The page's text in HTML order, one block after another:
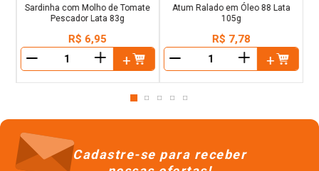
Sardinha com Molho de Tomate
Pescador Lata 83g
R$ 6,95
＋
Atum Ralado em Óleo 88 Lata
105g
R$ 7,78
＋
Cadastre-se para receber